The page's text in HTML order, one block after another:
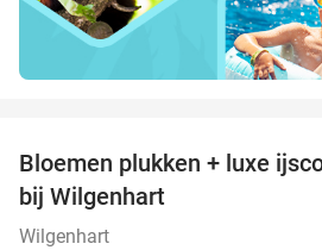
Bloemen plukken + luxe
bij Wilgenhart
Wilgenhart